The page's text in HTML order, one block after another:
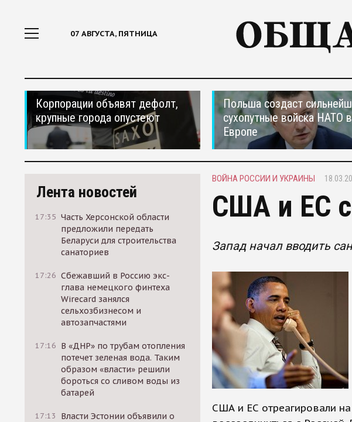
07 АВГУСТА, ПЯТНИЦА
Корпорации объявят дефолт,
крупные города опустеют
Польша создаст
сухопутные войска НАТО в
Европе
Лента новостей
17:35 Часть Херсонской области
предложили передать
Беларуси для строительства
санаториев
17:26 Сбежавший в Россию экс-
глава немецкого финтеха
Wirecard занялся
сельхозбизнесом и
автозапчастями
17:16 В «ДНР» по трубам отопления
потечет зеленая вода. Таким
образом «власти» решили
бороться со сливом воды из
батарей
17:13
Власти Эстонии объявили о
ВОЙНА РОССИИ И УКРАИНЫ
США и ЕС
Запад начал вводить
США и ЕС отреагировали